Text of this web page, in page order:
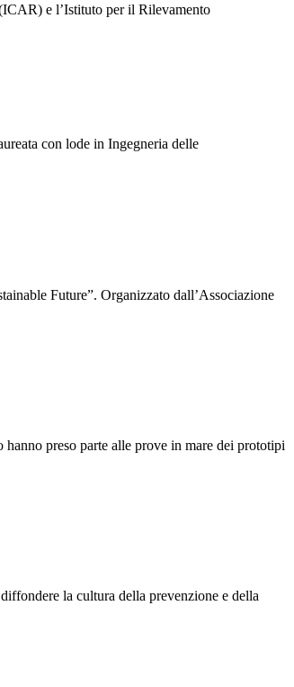
e l’Istituto per il Rilevamento
con lode in Ingegneria delle
Future”. Organizzato dall’Associazione
preso parte alle prove in mare dei prototipi
la cultura della prevenzione e della